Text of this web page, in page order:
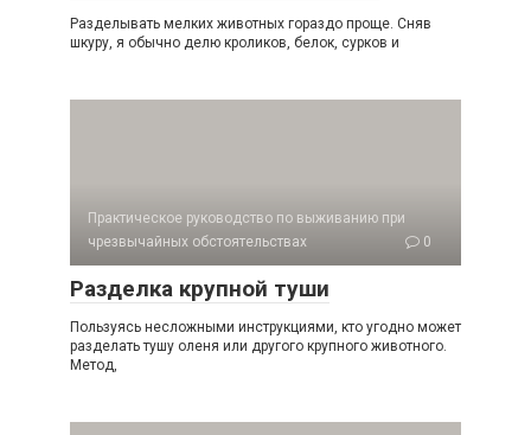
Разделывать мелких животных гораздо проще. Сняв
шкуру, я обычно делю кроликов, белок, сурков и
Практическое руководство по выживанию при
чрезвычайных обстоятельствах
0
Разделка крупной туши
Пользуясь несложными инструкциями, кто угодно может
разделать тушу оленя или другого крупного животного.
Метод,